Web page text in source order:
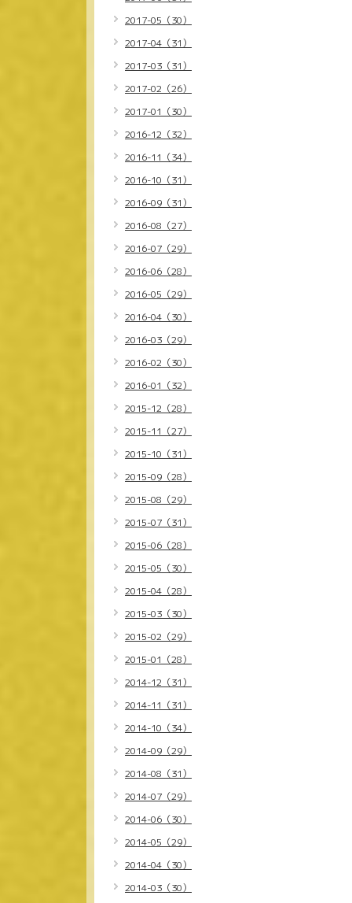
2017-05（30）
2017-04（31）
2017-03（31）
2017-02（26）
2017-01（30）
2016-12（32）
2016-11（34）
2016-10（31）
2016-09（31）
2016-08（27）
2016-07（29）
2016-06（28）
2016-05（29）
2016-04（30）
2016-03（29）
2016-02（30）
2016-01（32）
2015-12（28）
2015-11（27）
2015-10（31）
2015-09（28）
2015-08（29）
2015-07（31）
2015-06（28）
2015-05（30）
2015-04（28）
2015-03（30）
2015-02（29）
2015-01（28）
2014-12（31）
2014-11（31）
2014-10（34）
2014-09（29）
2014-08（31）
2014-07（29）
2014-06（30）
2014-05（29）
2014-04（30）
2014-03（30）